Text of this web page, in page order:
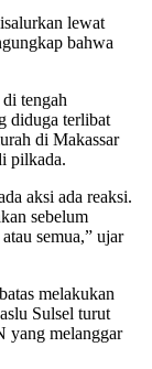
lewat
bahwa
tengah
diduga terlibat
di Makassar
pilkada.
aksi ada reaksi.
sebelum
semua,” ujar
melakukan
Sulsel turut
yang melanggar